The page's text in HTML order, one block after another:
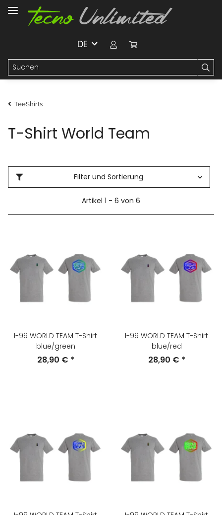
DE
TeeShirts
T-Shirt World Team
Filter und Sortierung
Artikel 1 - 6 von 6
I-99 WORLD TEAM T-Shirt
blue/green
28,90 € *
I-99 WORLD TEAM T-Shirt
blue/red
28,90 € *